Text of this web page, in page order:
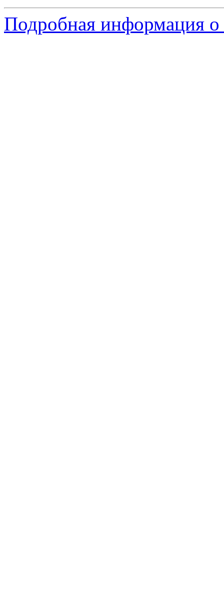
Подробная информация